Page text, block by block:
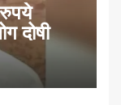
दोषी